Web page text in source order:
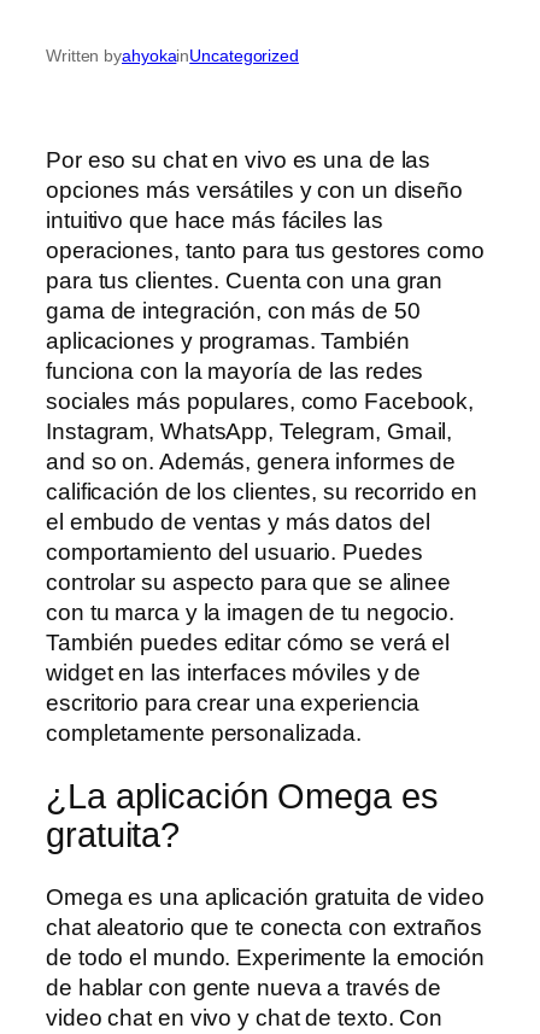
Written byahyokainUncategorized
Por eso su chat en vivo es una de las
opciones más versátiles y con un diseño
intuitivo que hace más fáciles las
operaciones, tanto para tus gestores como
para tus clientes. Cuenta con una gran
gama de integración, con más de 50
aplicaciones y programas. También
funciona con la mayoría de las redes
sociales más populares, como Facebook,
Instagram, WhatsApp, Telegram, Gmail,
and so on. Además, genera informes de
calificación de los clientes, su recorrido en
el embudo de ventas y más datos del
comportamiento del usuario. Puedes
controlar su aspecto para que se alinee
con tu marca y la imagen de tu negocio.
También puedes editar cómo se verá el
widget en las interfaces móviles y de
escritorio para crear una experiencia
completamente personalizada.
¿La aplicación Omega es
gratuita?
Omega es una aplicación gratuita de video
chat aleatorio que te conecta con extraños
de todo el mundo. Experimente la emoción
de hablar con gente nueva a través de
video chat en vivo y chat de texto. Con